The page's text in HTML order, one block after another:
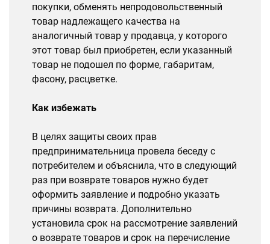
покупки, обменять непродовольственный
товар надлежащего качества на
аналогичный товар у продавца, у которого
этот товар был приобретен, если указанный
товар не подошел по форме, габаритам,
фасону, расцветке.
Как избежать
В целях защиты своих прав
предпринимательница провела беседу с
потребителем и объяснила, что в следующий
раз при возврате товаров нужно будет
оформить заявление и подробно указать
причины возврата. Дополнительно
установила срок на рассмотрение заявлений
о возврате товаров и срок на перечисление